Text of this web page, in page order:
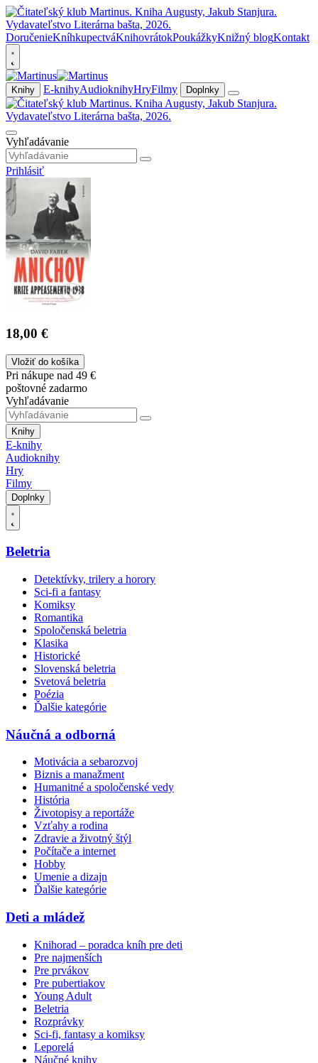
DoručenieKníhkupectváKnihovrátokPoukážkyKnižný blogKontakt
Knihy E-knihyAudioknihyHryFilmy Doplnky
Vyhľadávanie
Prihlásiť
18,00 €
Vložiť do košíka
Pri nákupe nad 49 €
poštovné zadarmo
Vyhľadávanie
Knihy
E-knihy
Audioknihy
Hry
Filmy
Doplnky
Beletria
Detektívky, trilery a horory
Sci-fi a fantasy
Komiksy
Romantika
Spoločenská beletria
Klasika
Historické
Slovenská beletria
Svetová beletria
Poézia
Ďalšie kategórie
Náučná a odborná
Motivácia a sebarozvoj
Biznis a manažment
Humanitné a spoločenské vedy
História
Životopisy a reportáže
Vzťahy a rodina
Zdravie a životný štýl
Počítače a internet
Hobby
Umenie a dizajn
Ďalšie kategórie
Deti a mládež
Knihorad – poradca kníh pre deti
Pre najmenších
Pre prvákov
Pre pubertiakov
Young Adult
Beletria
Rozprávky
Sci-fi, fantasy a komiksy
Leporelá
Náučné knihy